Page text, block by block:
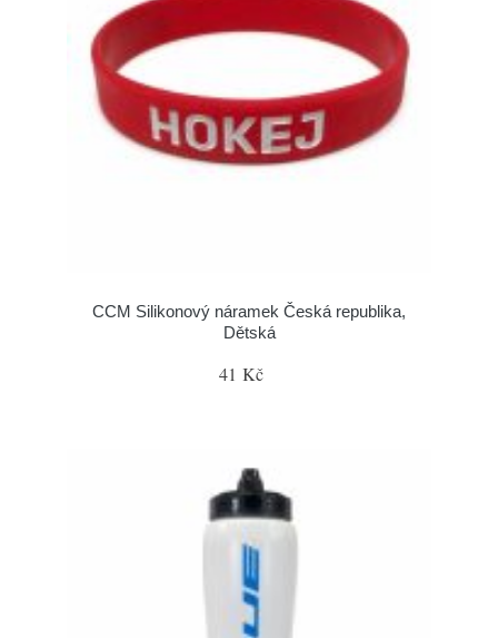
CCM Silikonový náramek Česká republika,
Dětská
41 Kč